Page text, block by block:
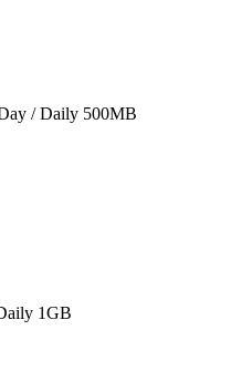
/ Daily 500MB
1GB